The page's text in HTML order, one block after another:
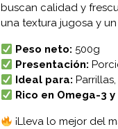
buscan calidad y
una textura jugosa y
Peso neto: 500g
Presentación:
Ideal para:
Rico en Omega-3
¡Lleva lo mejor del